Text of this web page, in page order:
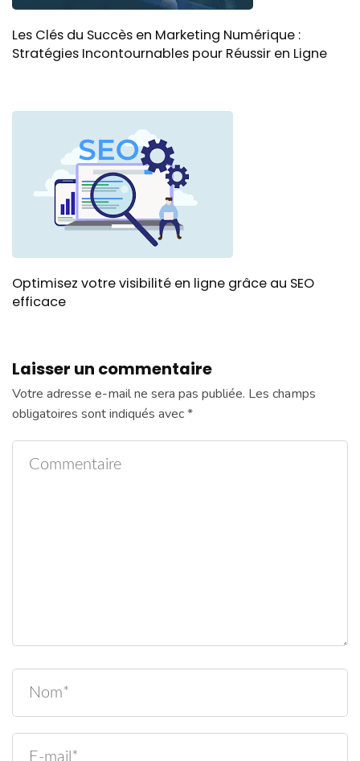
Les Clés du Succès en Marketing Numérique :
Stratégies Incontournables pour Réussir en Ligne
Optimisez votre visibilité en ligne grâce au SEO
efficace
Laisser un commentaire
Votre adresse e-mail ne sera pas publiée. Les champs
obligatoires sont indiqués avec*